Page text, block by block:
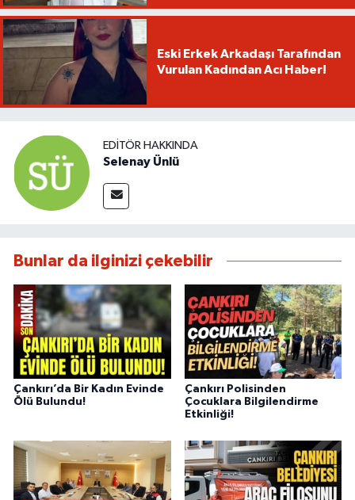
Eski Erkek Arkadaşı Tarafından
Vurulan Kadından Acı Haber!
EDITÖR HAKKINDA
Selenay Ünlü
Bunlar da ilginizi çekebilir
Çankırı’da Bir Kadın Evinde
Ölü Bulundu!
Çankırı Polisinden
Çocuklara Bilgilendirme
Etkinliği!